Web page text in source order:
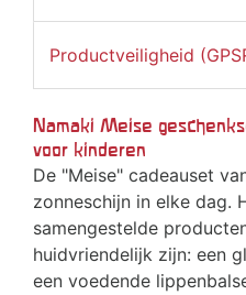
Productveiligheid
Namaki Meise
voor kinderen
De "Meise" cadeauset
zonneschijn in elke dag.
samengestelde
huidvriendelijk zijn: een
een voedende